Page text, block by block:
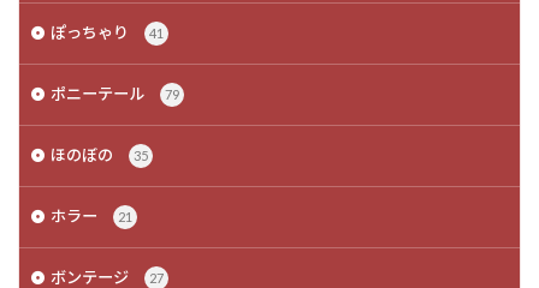
ぽっちゃり 41
ポニーテール 79
ほのぼの 35
ホラー 21
ボンテージ 27